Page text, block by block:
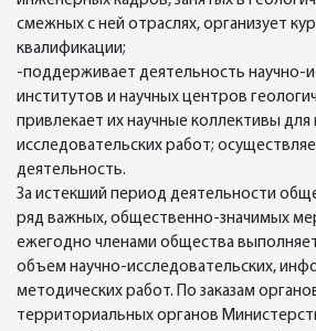
смежных с ней отраслях, организует
квалификации;
-поддерживает деятельность научно-
институтов и научных центров
привлекает их научные коллективы
исследовательских работ;
деятельность.
За истекший период деятельности
ряд важных, общественно-значимых
ежегодно членами общества
объем научно-исследовательских,
методических работ. По заказам
территориальных органов